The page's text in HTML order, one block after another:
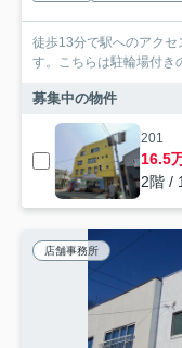
徒歩13分で駅へのアク
す。こちらは駐輪場付き
募集中の物件
201
16.5
2階 /
店舗事務所